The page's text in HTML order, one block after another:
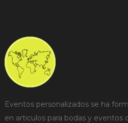
Eventos personalizados se ha
en articulos para bodas y eventos